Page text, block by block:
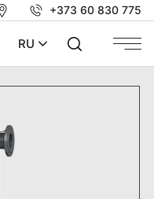
+373 60 830 775
RU